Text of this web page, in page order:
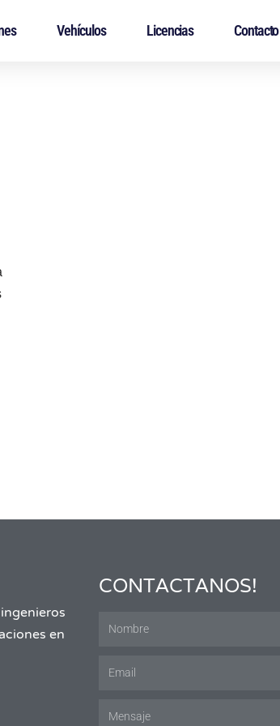
Vehículos Licencias Contacto
en
CONTACTANOS!